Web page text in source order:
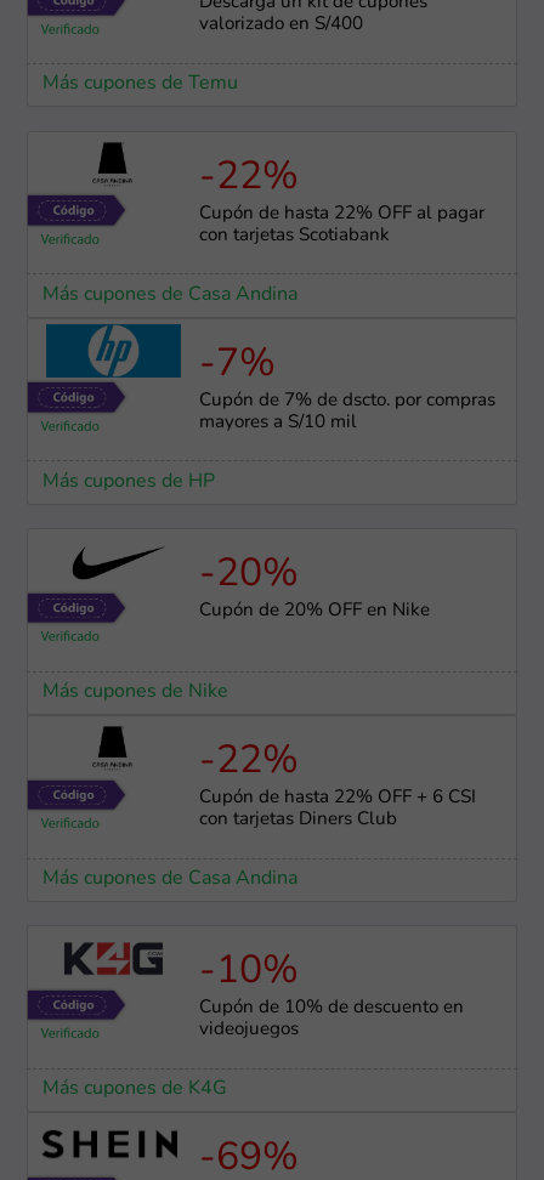
valorizado en S/400
Más cupones de Temu
-22%
Cupón de hasta 22% OFF al pagar
con tarjetas Scotiabank
Más cupones de Casa Andina
-7%
Cupón de 7% de dscto. por compras
mayores a S/10 mil
Más cupones de HP
-20%
Cupón de 20% OFF en Nike
Más cupones de Nike
-22%
Cupón de hasta 22% OFF + 6 CSI
con tarjetas Diners Club
Más cupones de Casa Andina
-10%
Cupón de 10% de descuento en
videojuegos
Más cupones de K4G
-69%